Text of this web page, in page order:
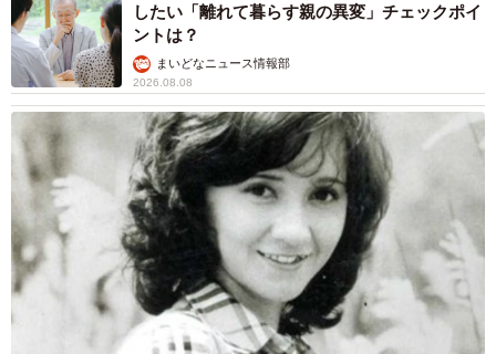
したい「離れて暮らす親の異変」チェックポイ
ントは？
まいどなニュース情報部
2026.08.08